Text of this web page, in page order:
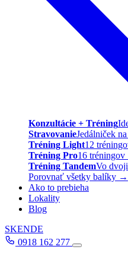
Konzultácie + Tréning
StravovanieJedálniček
Tréning Light12
Tréning Pro16 tréningov
Tréning TandemVo
Porovnať všetky balíky →
Ako to prebieha
Lokality
Blog
SKENDE
0918 162 277